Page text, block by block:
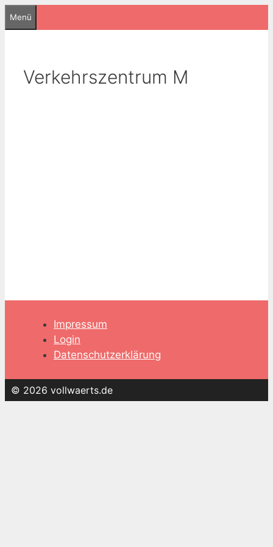
Zum
Inhalt
Menü
Verkehrszentrum M
Impressum
Login
Datenschutzerklärung
© 2026 vollwaerts.de